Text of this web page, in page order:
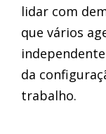
lidar com
que vários
da
trabalho.